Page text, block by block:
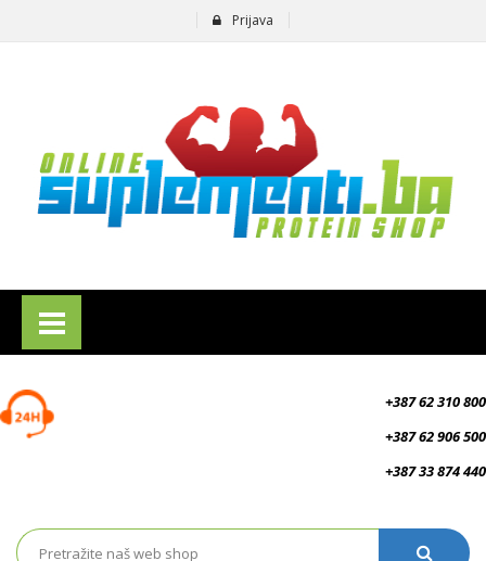
Prijava
+387 62 310 800
+387 62 906 500
+387 33 874 440